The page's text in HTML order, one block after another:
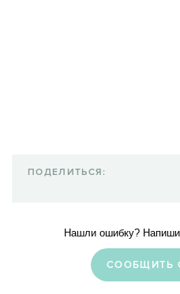
Нашли ошибку?
CООБЩИТЬ
ПОДЕЛИТЬСЯ: